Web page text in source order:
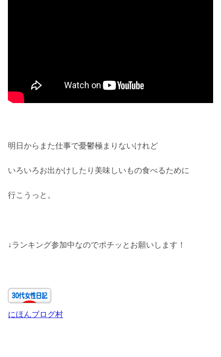
明日からまた仕事で憂鬱極まりないけれど
いろいろお出かけしたり美味しいもの食べるために
行こうっと。
↓ランキング参加中なのでポチッとお願いします！
にほんブログ村